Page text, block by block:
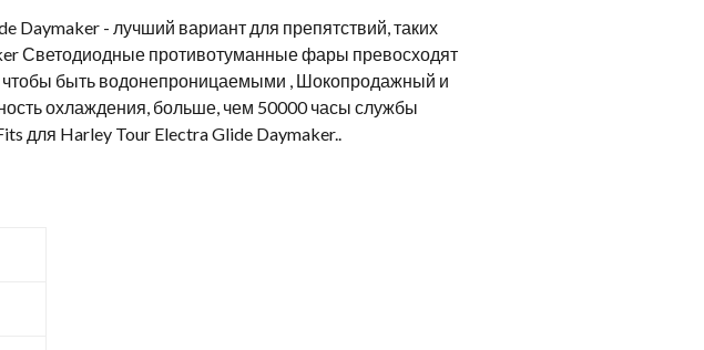
- лучший вариант для препятствий, таких
Светодиодные противотуманные фары превосходят
быть водонепроницаемыми , Шокопродажный и
охлаждения, больше, чем 50000 часы службы
для Harley Tour Electra Glide Daymaker..